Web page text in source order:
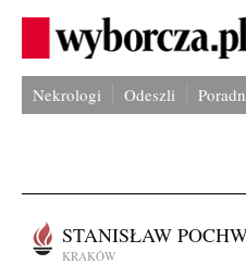
Nekrologi Odeszli
STANISŁAW
KRAKÓW